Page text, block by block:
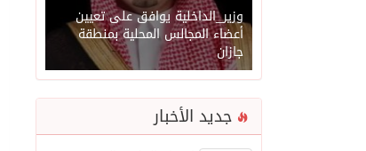
وزير_الداخلية يوافق على تعيين
أعضاء المجالس المحلية بمنطقة
جازان
جديد الأخبار